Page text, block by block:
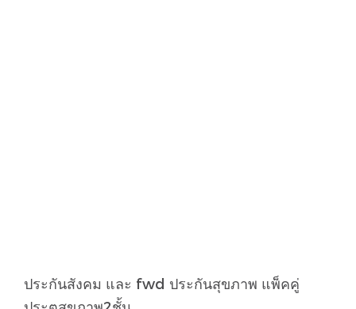
ประกันสังคม และ fwd ประกันสุขภาพ แพ็คคู่